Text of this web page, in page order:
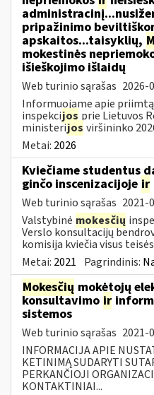
pripažinimo
apskaitos...taisyklių,
mokestinės
išieškojimo išlaidų
Web turinio sąrašas 2026-
Informuojame apie
inspekcijos prie Lietuvos
ministerijos viršininko
Metai: 2026
Kviečiame studentus
ginčo inscenizacijoje ir
Web turinio sąrašas 2021-
Valstybinė mokesčių
Verslo konsultacijų
komisija kviečia visus
Metai: 2021 Pagrindinis:
Mokesčių mokėtojų
konsultavimo ir
sistemos
Web turinio sąrašas 2021-
INFORMACIJA APIE
KETINIMĄ SUDARYTI
PERKANČIOJI
KONTAKTINIAI...